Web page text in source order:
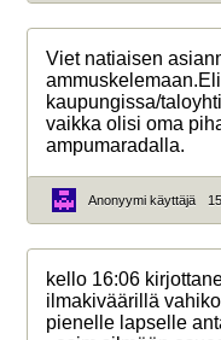
Viet natiaisen
kaupungissa/
vaikka olisi oma
ampumaradalla.
Anonyymi käyttäjä
kello 16:06
ilmakiväärillä
pienelle lapselle